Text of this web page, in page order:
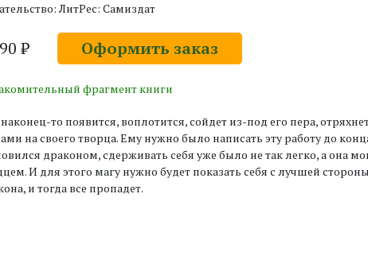
ЛитРес: Самиздат
₽ Оформить заказ
фрагмент книги
то появится, воплотится, сойдет из-под его пера,
на своего творца. Ему нужно было написать эту работу до
драконом, сдерживать себя уже было не так легко, а она
И для этого магу нужно будет показать себя с лучшей
и тогда все пропадет.